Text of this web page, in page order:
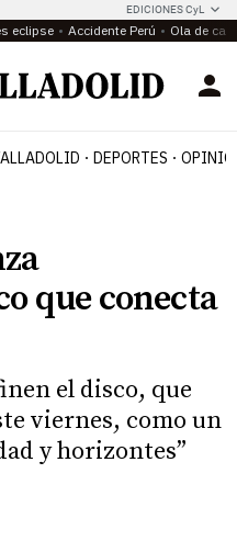
EDICIONES CyL
eclipse Accidente Perú Ola de
DEPORTES
que conecta
el disco, que
viernes, como un
y horizontes”